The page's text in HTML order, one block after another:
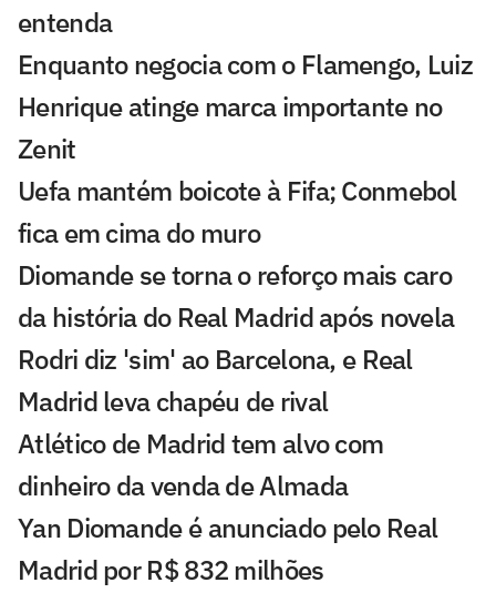
entenda
Enquanto negocia com o Flamengo, Luiz
Henrique atinge marca importante no
Zenit
Uefa mantém boicote à Fifa; Conmebol
fica em cima do muro
Diomande se torna o reforço mais caro
da história do Real Madrid após novela
Rodri diz 'sim' ao Barcelona, e Real
Madrid leva chapéu de rival
Atlético de Madrid tem alvo com
dinheiro da venda de Almada
Yan Diomande é anunciado pelo Real
Madrid por R$ 832 milhões